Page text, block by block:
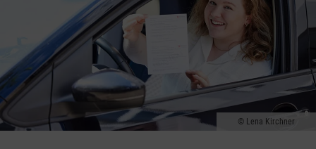
Lena Kirchner